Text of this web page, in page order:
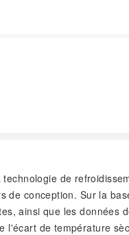
de
de conception. Sur la
ainsi que les données
l'écart de température